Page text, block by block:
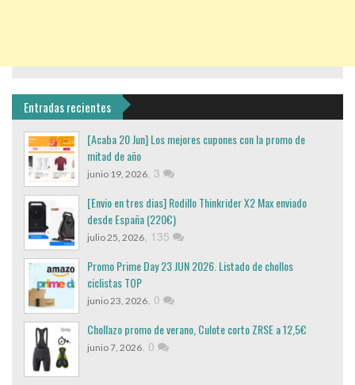
Entradas recientes
[Acaba 20 Jun] Los mejores cupones con la promo de
mitad de año
junio 19, 2026, 3
[Envio en tres dias] Rodillo Thinkrider X2 Max enviado
desde España (220€)
julio 25, 2026, 135
Promo Prime Day 23 JUN 2026. Listado de chollos
ciclistas TOP
junio 23, 2026, 0
Chollazo promo de verano, Culote corto ZRSE a 12,5€
junio 7, 2026, 0